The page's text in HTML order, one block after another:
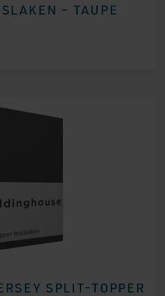
– TAUPE
SPLIT-TOPPER